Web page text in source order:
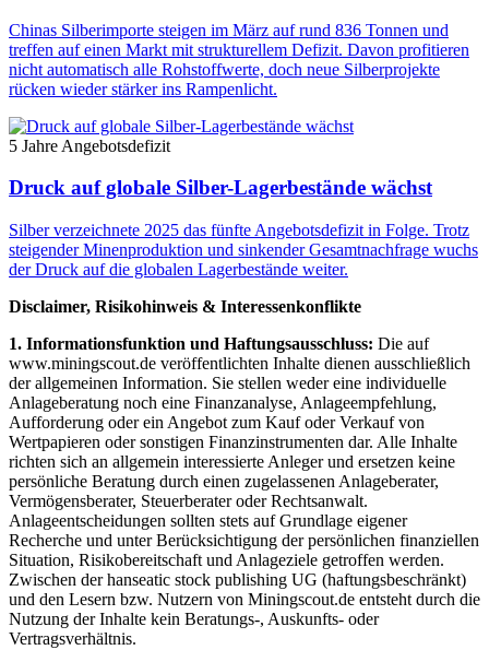
Chinas Silberimporte steigen im März auf rund 836 Tonnen und
treffen auf einen Markt mit strukturellem Defizit. Davon profitieren
nicht automatisch alle Rohstoffwerte, doch neue Silberprojekte
rücken wieder stärker ins Rampenlicht.
5 Jahre Angebotsdefizit
Druck auf globale Silber-Lagerbestände wächst
Silber verzeichnete 2025 das fünfte Angebotsdefizit in Folge. Trotz
steigender Minenproduktion und sinkender Gesamtnachfrage wuchs
der Druck auf die globalen Lagerbestände weiter.
Disclaimer, Risikohinweis & Interessenkonflikte
1. Informationsfunktion und Haftungsausschluss: Die auf
www.miningscout.de veröffentlichten Inhalte dienen ausschließlich
der allgemeinen Information. Sie stellen weder eine individuelle
Anlageberatung noch eine Finanzanalyse, Anlageempfehlung,
Aufforderung oder ein Angebot zum Kauf oder Verkauf von
Wertpapieren oder sonstigen Finanzinstrumenten dar. Alle Inhalte
richten sich an allgemein interessierte Anleger und ersetzen keine
persönliche Beratung durch einen zugelassenen Anlageberater,
Vermögensberater, Steuerberater oder Rechtsanwalt.
Anlageentscheidungen sollten stets auf Grundlage eigener
Recherche und unter Berücksichtigung der persönlichen finanziellen
Situation, Risikobereitschaft und Anlageziele getroffen werden.
Zwischen der hanseatic stock publishing UG (haftungsbeschränkt)
und den Lesern bzw. Nutzern von Miningscout.de entsteht durch die
Nutzung der Inhalte kein Beratungs-, Auskunfts- oder
Vertragsverhältnis.